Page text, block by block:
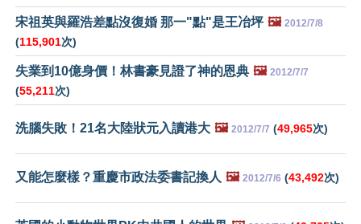
宋祖英與羅浩差點沒復婚 那一"點"是王冶坪 🖼️ 2012/7/8
(115,901次)
失業到10億身價！林書豪見證了神的恩典 🖼️ 2012/7/7
(55,211次)
洗腦失敗！21名大陸狀元入讀港大 🖼️ 2012/7/7 (49,965次)
又能怎麼樣？重慶市政法委書記換人 🖼️ 2012/7/6 (43,492次)